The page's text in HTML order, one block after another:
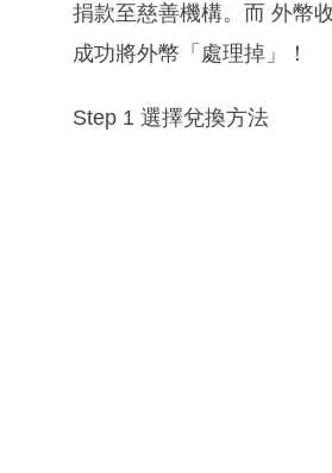
捐款至慈善機構。而 外幣
成功將外幣「處理掉」！
Step 1 選擇兌換方法